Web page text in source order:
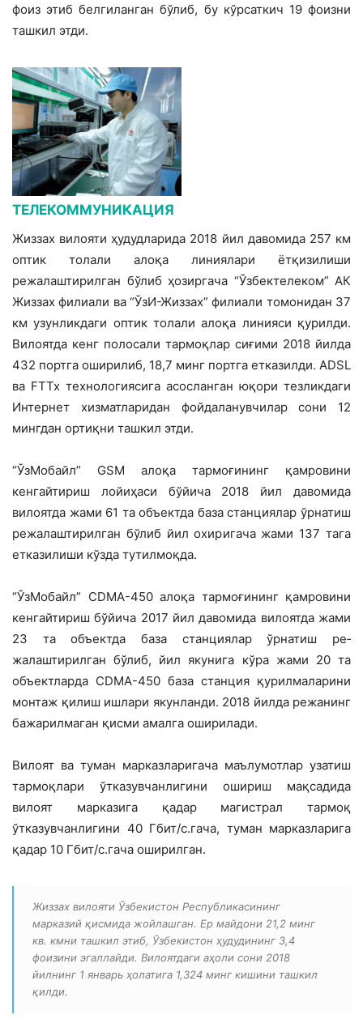
фоиз этиб белгиланган бўлиб, бу кўрсаткич 19 фоизни
ташкил этди.
ТЕЛЕКОММУНИКАЦИЯ
Жиззах вилояти ҳудудларида 2018 йил давомида 257 км
оптик толали алоқа линиялари ётқизилиши
режалаштирилган бўлиб ҳозиргача “Ўзбектелеком” АК
Жиззах фили­али ва “ЎзИ-Жиззах” филиали томонидан 37
км узунликдаги оптик толали алоқа линияси қурилди.
Вилоятда кенг полосали тармоқлар сиғими 2018 йилда
432 портга оширилиб, 18,7 минг портга етказилди. АDSL
ва FTTx технологиясига асосланган юқори тезликда­ги
Интернет хизматларидан фойдаланувчи­лар сони 12
мингдан ортиқни ташкил этди.
“ЎзМобайл” GSM алоқа тармоғининг қамровини
кенгайтириш лойиҳаси бўйича 2018 йил давомида
вилоятда жами 61 та объектда база станциялар ўрнатиш
режа­лаштирилган бўлиб йил охиригача жами 137 тага
етказилиши кўзда тутилмоқда.
“ЎзМобайл” CDMA-450 алоқа тар­моғининг қамровини
кенгайтириш бўйи­ча 2017 йил давомида вилоятда жами
23 та объектда база станциялар ўрнатиш ре­
жалаштирилган бўлиб, йил якунига кўра жами 20 та
объектларда CDMA-450 база станция қурилмаларини
монтаж қилиш ишлари якунланди. 2018 йилда режанинг
бажарилмаган қисми амалга оширилади.
Вилоят ва туман марказларигача маълу­мотлар узатиш
тармоқлари ўтказувчанли­гини ошириш мақсадида
вилоят марказига қадар магистрал тармоқ
ўтказувчанлигини 40 Гбит/с.гача, туман марказларига
қадар 10 Гбит/с.гача оширилган.
Жиззах вилояти Ўзбекистон Республикасининг
марказий қисмида жойлашган. Ер майдони 21,2 минг
кв. кмни ташкил этиб, Ўзбекистон ҳудудининг 3,4
фоизини эгаллайди. Вилоятдаги аҳоли сони 2018
йилнинг 1 январь ҳолатига 1,324 минг кишини ташкил
қилди.